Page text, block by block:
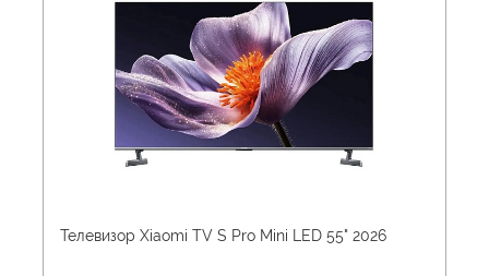
Телевизор Xiaomi TV S Pro Mini LED 55" 2026